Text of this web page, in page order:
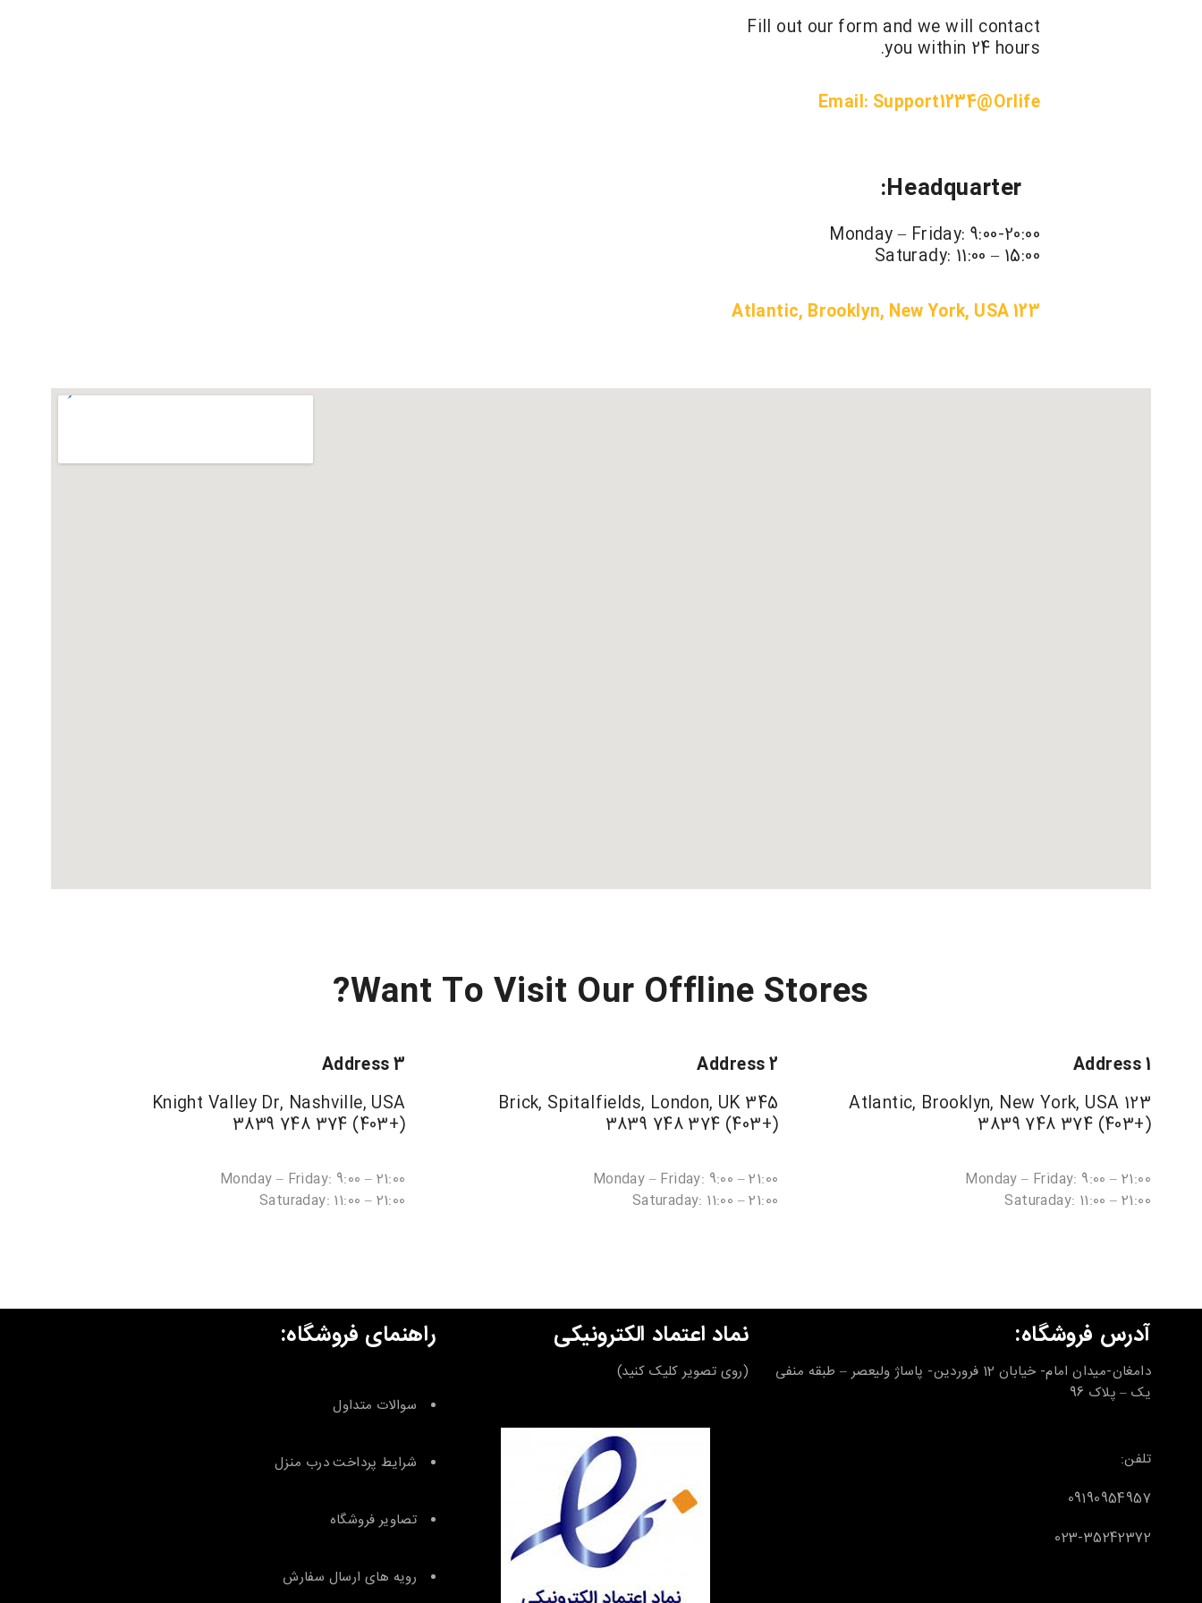
Fill out our form and we will contact
you within 24 hours.
Email: Support1234@Orlife
Headquarter:
Monday – Friday: 9:00-20:00
Saturady: 11:00 – 15:00
123 Atlantic, Brooklyn, New York, USA
Want To Visit Our Offline Stores?
Address 1
123 Atlantic, Brooklyn, New York, USA
(+403) 374 748 3839
Monday – Friday: 9:00 – 21:00
Saturaday: 11:00 – 21:00
Address 2
345 Brick, Spitalfields, London, UK
(+403) 374 748 3839
Monday – Friday: 9:00 – 21:00
Saturaday: 11:00 – 21:00
Address 3
Knight Valley Dr, Nashville, USA
(+403) 374 748 3839
Monday – Friday: 9:00 – 21:00
Saturaday: 11:00 – 21:00
آدرس فروشگاه:
دامغان-میدان امام- خیابان 12 فروردین- پاساژ ولیعصر – طبقه منفی
یک – پلاک 96
تلفن:
09190954957
023-35242372
نماد اعتماد الکترونیکی
(روی تصویر کلیک کنید)
راهنمای فروشگاه:
سوالات متداول
شرایط پرداخت درب منزل
تصاویر فروشگاه
رویه های ارسال سفارش